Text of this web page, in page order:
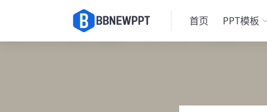
首页 PPT模板